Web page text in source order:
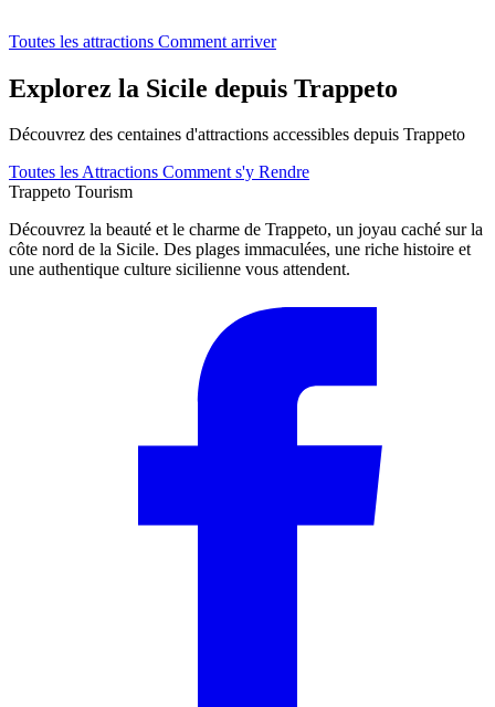
Toutes les attractions Comment arriver
Explorez la Sicile depuis Trappeto
Découvrez des centaines d'attractions accessibles depuis Trappeto
Toutes les Attractions Comment s'y Rendre
Trappeto Tourism
Découvrez la beauté et le charme de Trappeto, un joyau caché sur la
côte nord de la Sicile. Des plages immaculées, une riche histoire et
une authentique culture sicilienne vous attendent.